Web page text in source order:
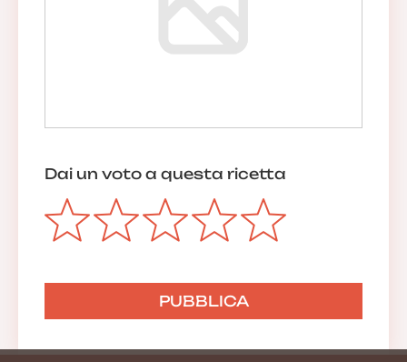
Dai un voto a questa ricetta